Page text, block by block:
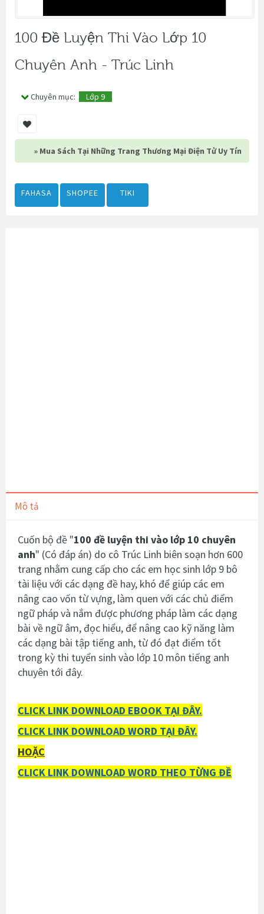
100 Đề Luyện Thi Vào Lớp 10
Chuyên Anh - Trúc Linh
Chuyên mục: Lớp 9
» Mua Sách Tại Những Trang Thương Mại Điện Tử Uy Tín
FAHASA SHOPEE TIKI
Mô tả
Cuốn bộ đề "100 đề luyện thi vào lớp 10 chuyên
anh" (Có đáp án) do cô Trúc Linh biên soạn hơn 600
trang nhằm cung cấp cho các em học sinh lớp 9 bô
tài liệu với các dạng đề hay, khó để giúp các em
nâng cao vốn từ vựng, làm quen với các chủ điểm
ngữ pháp và nắm được phương pháp làm các dạng
bài về ngữ âm, đọc hiểu, để nâng cao kỹ năng làm
các dạng bài tập tiếng anh, từ đó đạt điểm tốt
trong kỳ thi tuyển sinh vào lớp 10 môn tiếng anh
chuyên tới đây.
CLICK LINK DOWNLOAD EBOOK TẠI ĐÂY.
CLICK LINK DOWNLOAD WORD TẠI ĐÂY.
HOẶC
CLICK LINK DOWNLOAD WORD THEO TỪNG ĐỀ